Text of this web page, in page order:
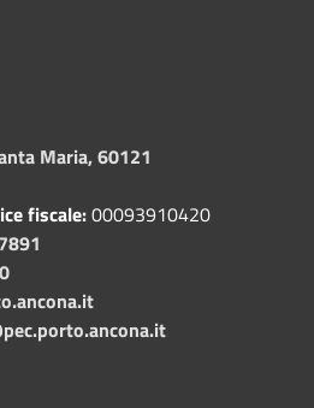
Maria, 60121
fiscale:00093910420